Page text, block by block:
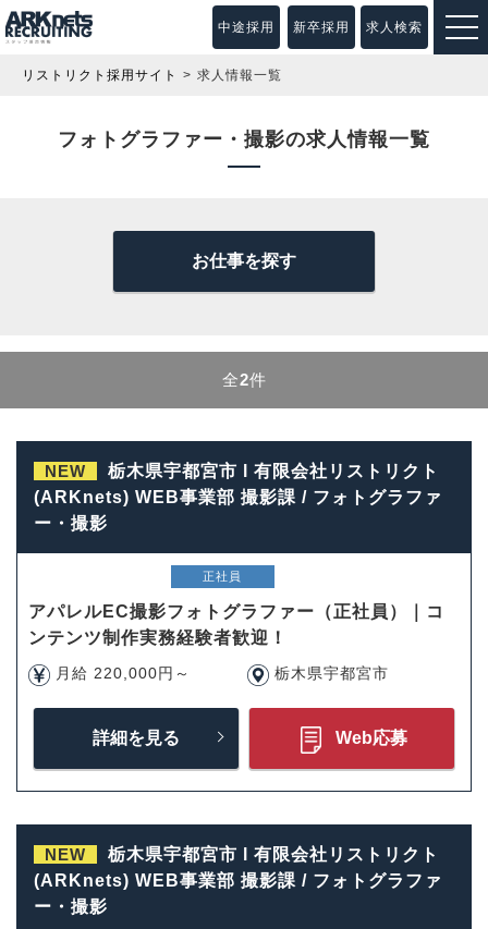
求人検索
新卒採用
中途採用
リストリクト採用サイト 求人情報一覧
フォトグラファー・撮影の求人情報一覧
お仕事を探す
全2件
NEW
栃木県宇都宮市 l 有限会社リストリクト
(ARKnets) WEB事業部 撮影課 / フォトグラファ
ー・撮影
正社員
アパレルEC撮影フォトグラファー（正社員）｜コ
ンテンツ制作実務経験者歓迎！
月給 220,000円～ 栃木県宇都宮市
詳細を見る Web応募
NEW
栃木県宇都宮市 l 有限会社リストリクト
(ARKnets) WEB事業部 撮影課 / フォトグラファ
ー・撮影